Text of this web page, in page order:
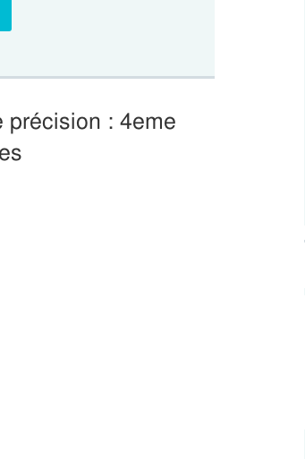
précision : 4eme